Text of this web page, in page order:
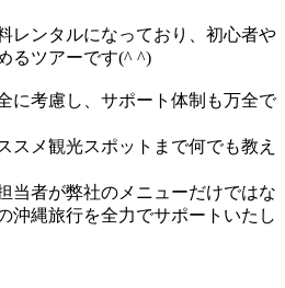
レンタルになっており、初心者や
るツアーです(^ ^)
に考慮し、サポート体制も万全で
スメ観光スポットまで何でも教え
当者が弊社のメニューだけではな
沖縄旅行を全力でサポートいたし